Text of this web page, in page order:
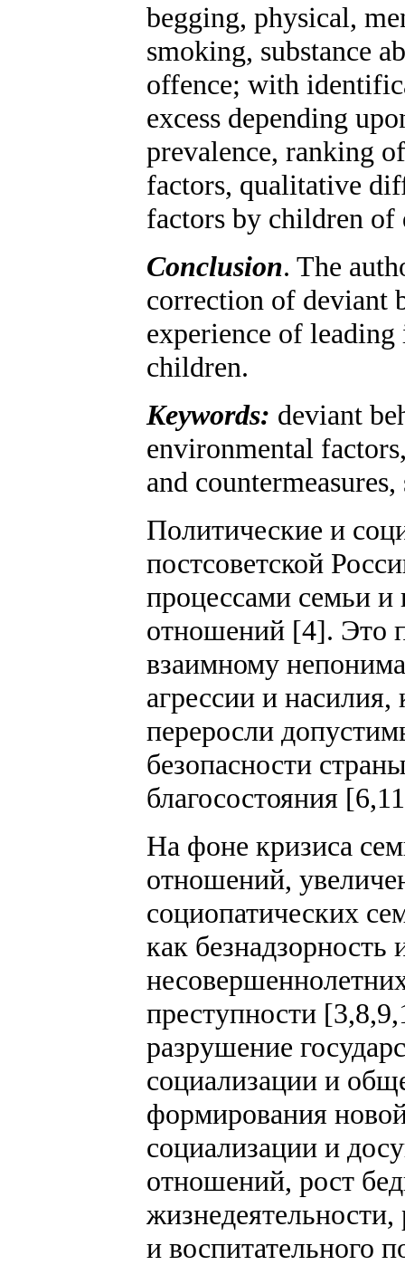
begging, physical,
smoking, substance
offence; with
excess depending
prevalence, ranking
factors, qualitative
factors by children of
Conclusion. The
correction of deviant
experience of
children.
Keywords: deviant
environmental
and
Политические и
постсоветской
процессами семьи
отношений [4]. Это
взаимному
агрессии и
переросли
безопасности
благосостояния
На фоне кризиса
отношений,
социопатических
как безнадзорность
преступности
разрушение
социализации и
формирования
социализации и
отношений, рост
и воспитательного